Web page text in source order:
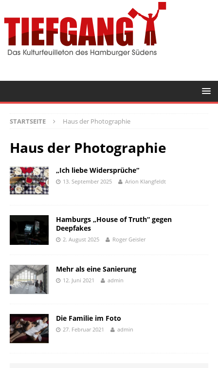
STARTSEITE Haus der Photographie
Haus der Photographie
„Ich liebe Widersprüche“
13. September 2025 Arion Klangfeldt
Hamburgs „House of Truth“ gegen
Deepfakes
2. August 2025 Roger Geisler
Mehr als eine Sanierung
12. Juni 2021 admin
Die Familie im Foto
27. Februar 2021 admin